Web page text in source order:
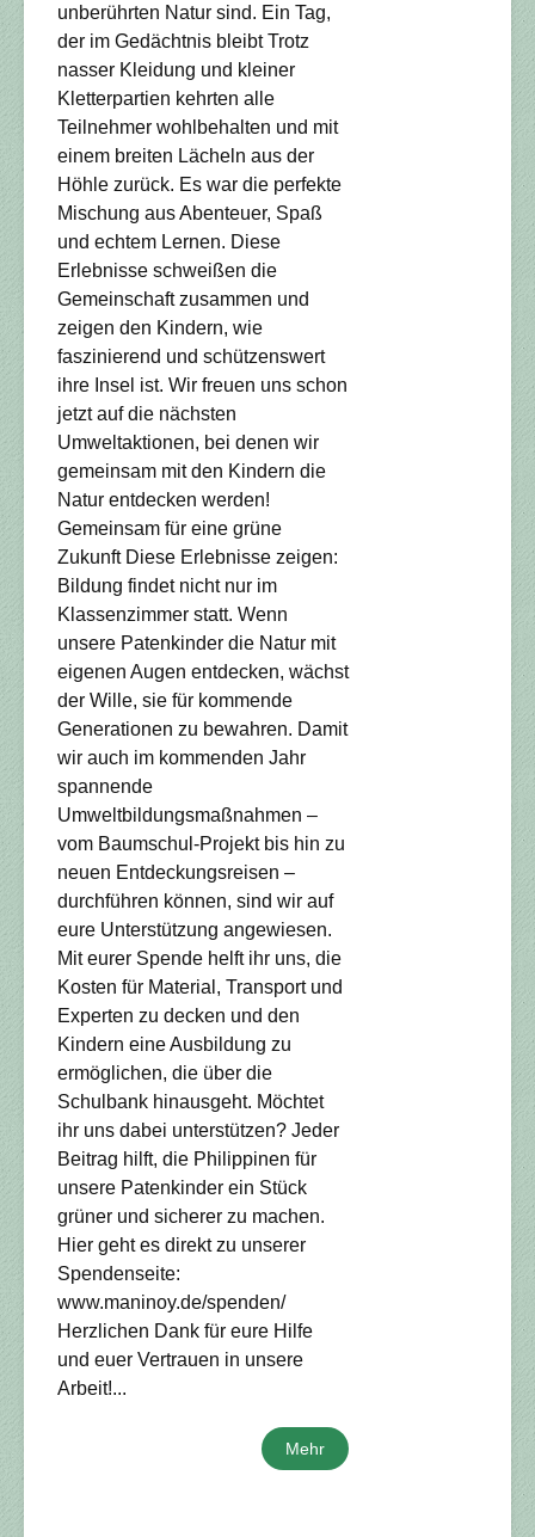
unberührten Natur sind. Ein Tag,
der im Gedächtnis bleibt Trotz
nasser Kleidung und kleiner
Kletterpartien kehrten alle
Teilnehmer wohlbehalten und mit
einem breiten Lächeln aus der
Höhle zurück. Es war die perfekte
Mischung aus Abenteuer, Spaß
und echtem Lernen. Diese
Erlebnisse schweißen die
Gemeinschaft zusammen und
zeigen den Kindern, wie
faszinierend und schützenswert
ihre Insel ist. Wir freuen uns schon
jetzt auf die nächsten
Umweltaktionen, bei denen wir
gemeinsam mit den Kindern die
Natur entdecken werden!
Gemeinsam für eine grüne
Zukunft Diese Erlebnisse zeigen:
Bildung findet nicht nur im
Klassenzimmer statt. Wenn
unsere Patenkinder die Natur mit
eigenen Augen entdecken, wächst
der Wille, sie für kommende
Generationen zu bewahren. Damit
wir auch im kommenden Jahr
spannende
Umweltbildungsmaßnahmen –
vom Baumschul-Projekt bis hin zu
neuen Entdeckungsreisen –
durchführen können, sind wir auf
eure Unterstützung angewiesen.
Mit eurer Spende helft ihr uns, die
Kosten für Material, Transport und
Experten zu decken und den
Kindern eine Ausbildung zu
ermöglichen, die über die
Schulbank hinausgeht. Möchtet
ihr uns dabei unterstützen? Jeder
Beitrag hilft, die Philippinen für
unsere Patenkinder ein Stück
grüner und sicherer zu machen.
Hier geht es direkt zu unserer
Spendenseite:
www.maninoy.de/spenden/
Herzlichen Dank für eure Hilfe
und euer Vertrauen in unsere
Arbeit!...
Mehr